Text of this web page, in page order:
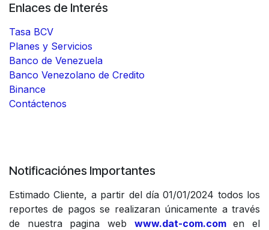
Enlaces de Interés
Tasa BCV
Planes y Servicios
Banco de Venezuela
Banco Venezolano de Credito
Binance
Contáctenos
Notificaciónes Importantes
Estimado Cliente, a partir del día 01/01/2024 todos los
reportes de pagos se realizaran únicamente a través
de nuestra pagina web www.dat-com.comen el